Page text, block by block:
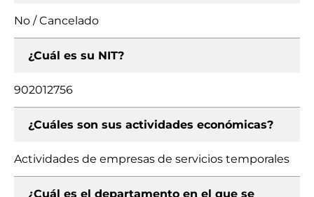
No / Cancelado
¿Cuál es su NIT?
902012756
¿Cuáles son sus actividades económicas?
Actividades de empresas de servicios temporales
¿Cuál es el departamento en el que se